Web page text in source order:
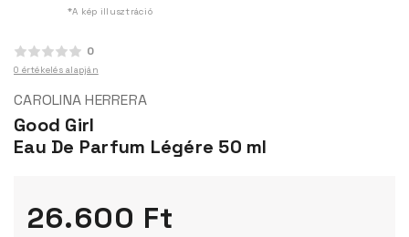
*A kép illusztráció
0
0 értékelés alapján
CAROLINA HERRERA
Good Girl
Eau De Parfum Légére 50 ml
26.600 Ft